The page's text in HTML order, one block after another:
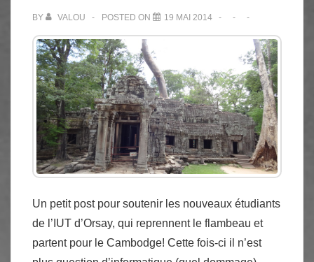
BY VALOU POSTED ON 19 MAI 2014
Un petit post pour soutenir les nouveaux étudiants
de l’IUT d’Orsay, qui reprennent le flambeau et
partent pour le Cambodge! Cette fois-ci il n’est